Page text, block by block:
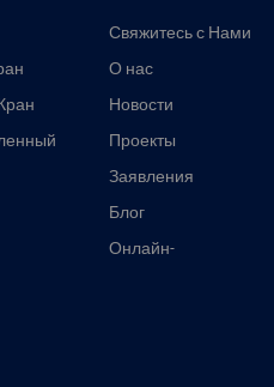
Свяжитесь с Нами
О нас
Новости
Проекты
Заявления
Блог
Онлайн-